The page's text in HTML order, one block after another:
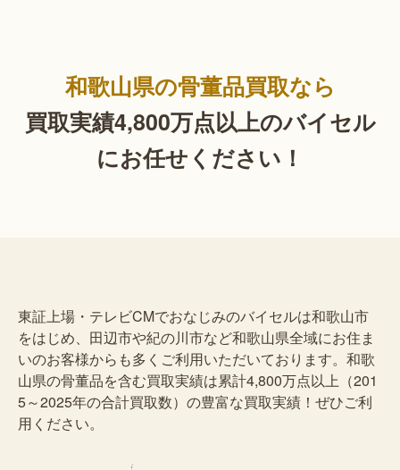
和歌山県の骨董品買取なら
買取実績4,800万点以上のバイセル
にお任せください！
東証上場・テレビCMでおなじみのバイセルは和歌山市
をはじめ、田辺市や紀の川市など和歌山県全域にお住ま
いのお客様からも多くご利用いただいております。和歌
山県の骨董品を含む買取実績は累計4,800万点以上（201
5～2025年の合計買取数）の豊富な買取実績！ぜひご利
用ください。